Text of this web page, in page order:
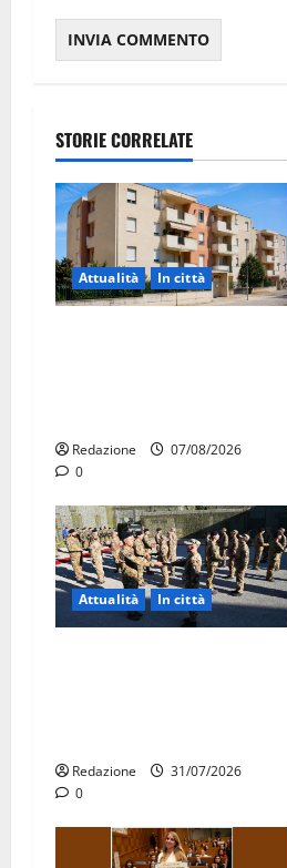
STORIE CORRELATE
Attualità In città
Redazione
07/08/2026
0
Attualità In città
Redazione
31/07/2026
0